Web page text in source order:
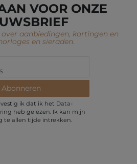
VOOR ONZE
aanbiedingen, kortingen en
en sieraden.
Abonneren
ik dat ik het Data­
heb gelezen. Ik kan mijn
te allen tijde intrekken.